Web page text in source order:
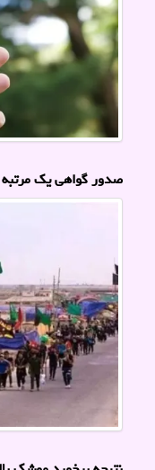
صدور گواهی یک